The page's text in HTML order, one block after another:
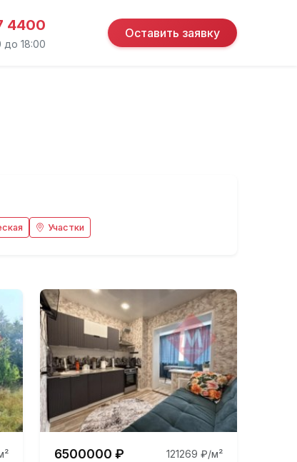
4400
до 18:00
Оставить заявку
Участки
6500000 ₽ 121269 ₽/м²